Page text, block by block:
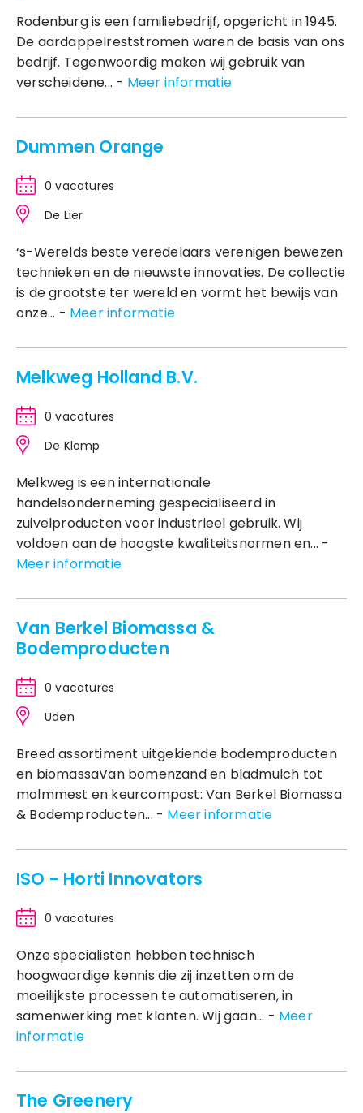
Rodenburg is een familiebedrijf, opgericht in 1945.
De aardappelreststromen waren de basis van ons
bedrijf. Tegenwoordig maken wij gebruik van
verscheidene... - Meer informatie
Dummen Orange
0 vacatures
De Lier
‘s-Werelds beste veredelaars verenigen bewezen
technieken en de nieuwste innovaties. De collectie
is de grootste ter wereld en vormt het bewijs van
onze... - Meer informatie
Melkweg Holland B.V.
0 vacatures
De Klomp
Melkweg is een internationale
handelsonderneming gespecialiseerd in
zuivelproducten voor industrieel gebruik. Wij
voldoen aan de hoogste kwaliteitsnormen en... -
Meer informatie
Van Berkel Biomassa &
Bodemproducten
0 vacatures
Uden
Breed assortiment uitgekiende bodemproducten
en biomassaVan bomenzand en bladmulch tot
molmmest en keurcompost: Van Berkel Biomassa
& Bodemproducten... - Meer informatie
ISO - Horti Innovators
0 vacatures
Onze specialisten hebben technisch
hoogwaardige kennis die zij inzetten om de
moeilijkste processen te automatiseren, in
samenwerking met klanten. Wij gaan... - Meer
informatie
The Greenery